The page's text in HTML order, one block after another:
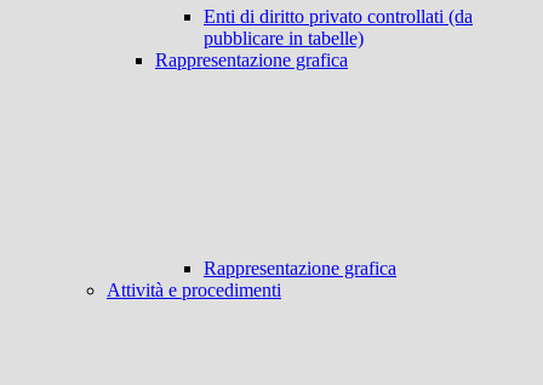
Enti di diritto privato controllati (da
pubblicare in tabelle)
Rappresentazione grafica
Rappresentazione grafica
Attività e procedimenti